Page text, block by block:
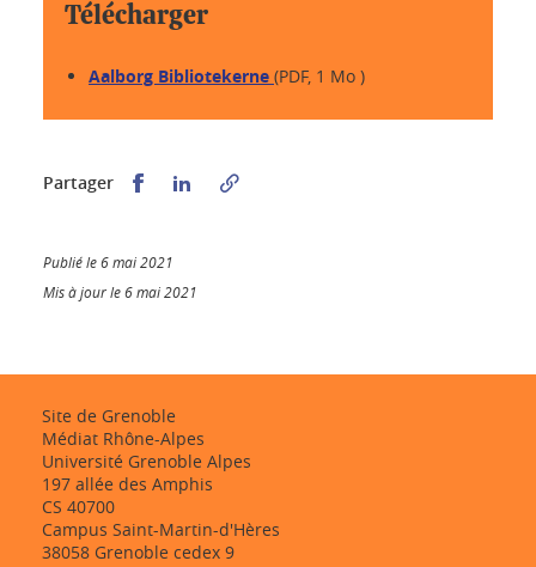
Télécharger
Aalborg Bibliotekerne (PDF, 1 Mo )
Partager Partager sur Facebook
Partager sur LinkedIn
Publié le 6 mai 2021
Mis à jour le 6 mai 2021
Site de Grenoble
Médiat Rhône-Alpes
Université Grenoble Alpes
197 allée des Amphis
CS 40700
Campus Saint-Martin-d'Hères
38058 Grenoble cedex 9